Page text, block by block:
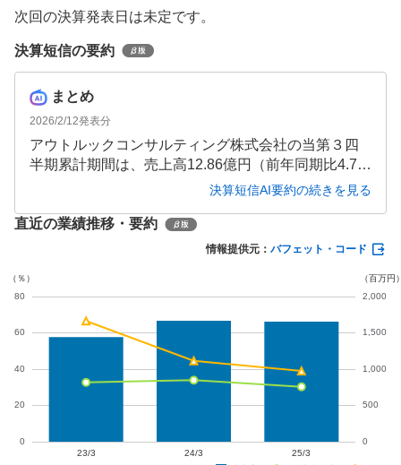
次回の決算発表日は未定です。
決算短信の要約
まとめ
2026/2/12発表分
アウトルックコンサルティング株式会社の当第３四
半期累計期間は、売上高12.86億円（前年同期比4.7％
増）、営業利益3.95億円（同18.7％増）と増収増益と
し、利益率も改善しています。
決算短信AI要約の続きを見る
直近の業績推移・要約
情報提供元： バフェット・コード